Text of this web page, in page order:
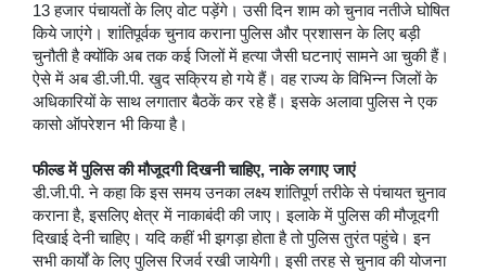
13 हजार पंचायतों के लिए वोट पड़ेंगे। उसी दिन शाम को चुनाव नतीजे घोषित
किये जाएंगे। शांतिपूर्वक चुनाव कराना पुलिस और प्रशासन के लिए बड़ी
चुनौती है क्योंकि अब तक कई जिलों में हत्या जैसी घटनाएं सामने आ चुकी हैं।
ऐसे में अब डी.जी.पी. खुद सक्रिय हो गये हैं। वह राज्य के विभिन्न जिलों के
अधिकारियों के साथ लगातार बैठकें कर रहे हैं। इसके अलावा पुलिस ने एक
कासो ऑपरेशन भी किया है।
फील्ड में पुलिस की मौजूदगी दिखनी चाहिए, नाके लगाए जाएं
डी.जी.पी. ने कहा कि इस समय उनका लक्ष्य शांतिपूर्ण तरीके से पंचायत चुनाव
कराना है, इसलिए क्षेत्र में नाकाबंदी की जाए। इलाके में पुलिस की मौजूदगी
दिखाई देनी चाहिए। यदि कहीं भी झगड़ा होता है तो पुलिस तुरंत पहुंचे। इन
सभी कार्यों के लिए पुलिस रिजर्व रखी जायेगी। इसी तरह से चुनाव की योजना